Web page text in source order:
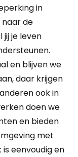
in
naar de
jij je leven
en blijven we
daar krijgen
ook in
doen we
en bieden
met
eenvoudig en